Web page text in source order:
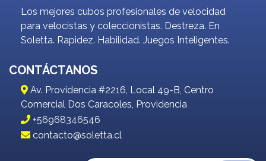
Los mejores cubos profesionales de velocidad
para velocistas y coleccionistas. Destreza. En
Soletta. Rapidez. Habilidad. Juegos Inteligentes.
CONTÁCTANOS
Av. Providencia #2216, Local 49-B, Centro
Comercial Dos Caracoles, Providencia
+56968346546
contacto@soletta.cl